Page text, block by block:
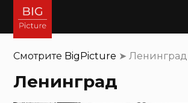
Смотрите BigPicture ➤Ленинград
Ленинград